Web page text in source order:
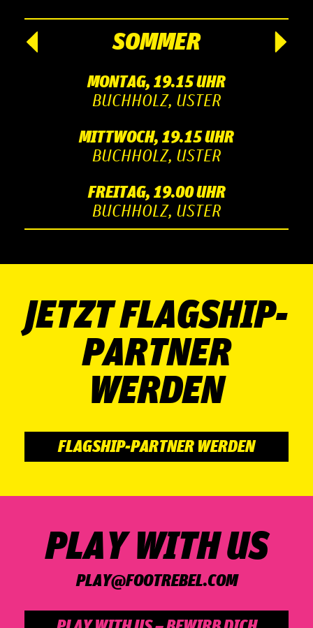
SOMMER
MONTAG, 19.15 UHR
BUCHHOLZ, USTER
MITTWOCH, 19.15 UHR
BUCHHOLZ, USTER
FREITAG, 19.00 UHR
BUCHHOLZ, USTER
JETZT FLAGSHIP-
PARTNER
WERDEN
FLAGSHIP-PARTNER WERDEN
PLAY WITH US
PLAY@­FOOT­RE­BEL.COM